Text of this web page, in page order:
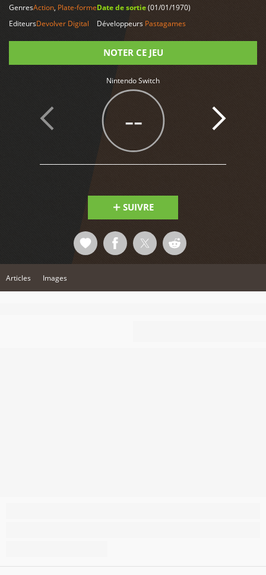
GenresAction, Plate-forme
EditeursDevolver Digital
Date de sortie(01/01/1970)
Développeurs Pastagames
NOTER CE JEU
Nintendo Switch
--
SUIVRE
Articles Images